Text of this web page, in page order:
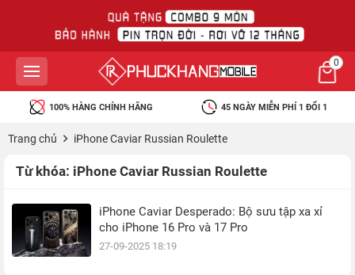
0
100% HÀNG CHÍNH HÃNG 45 NGÀY MIỄN PHÍ 1 ĐỔI 1
Trang chủ iPhone Caviar Russian Roulette
Từ khóa: iPhone Caviar Russian Roulette
iPhone Caviar Desperado: Bộ sưu tập xa xỉ
cho iPhone 16 Pro và 17 Pro
27-09-2025 18:19